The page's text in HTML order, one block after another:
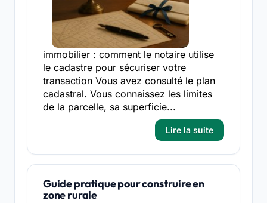
immobilier : comment le notaire utilise
le cadastre pour sécuriser votre
transaction Vous avez consulté le plan
cadastral. Vous connaissez les limites
de la parcelle, sa superficie...
Lire la suite
Guide pratique pour construire en
zone rurale